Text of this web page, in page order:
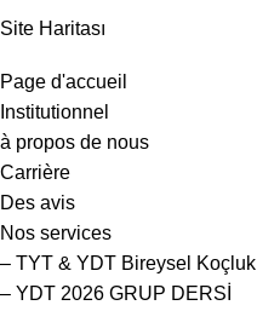
Site Haritası
Page d'accueil
Institutionnel
à propos de nous
Carrière
Des avis
Nos services
– TYT & YDT Bireysel Koçluk
– YDT 2026 GRUP DERSİ